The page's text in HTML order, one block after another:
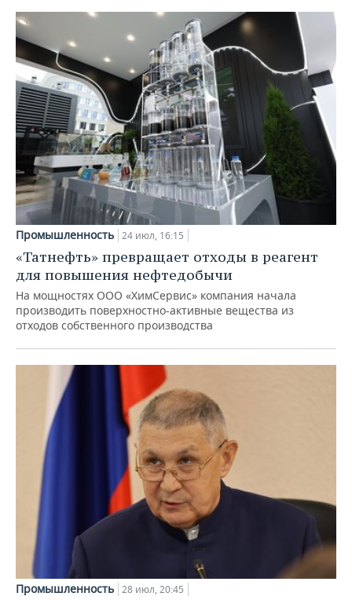
Промышленность 24 июл, 16:15
«Татнефть» превращает отходы в реагент
для повышения нефтедобычи
На мощностях ООО «ХимСервис» компания начала
производить поверхностно-активные вещества из
отходов собственного производства
Промышленность 28 июл, 20:45